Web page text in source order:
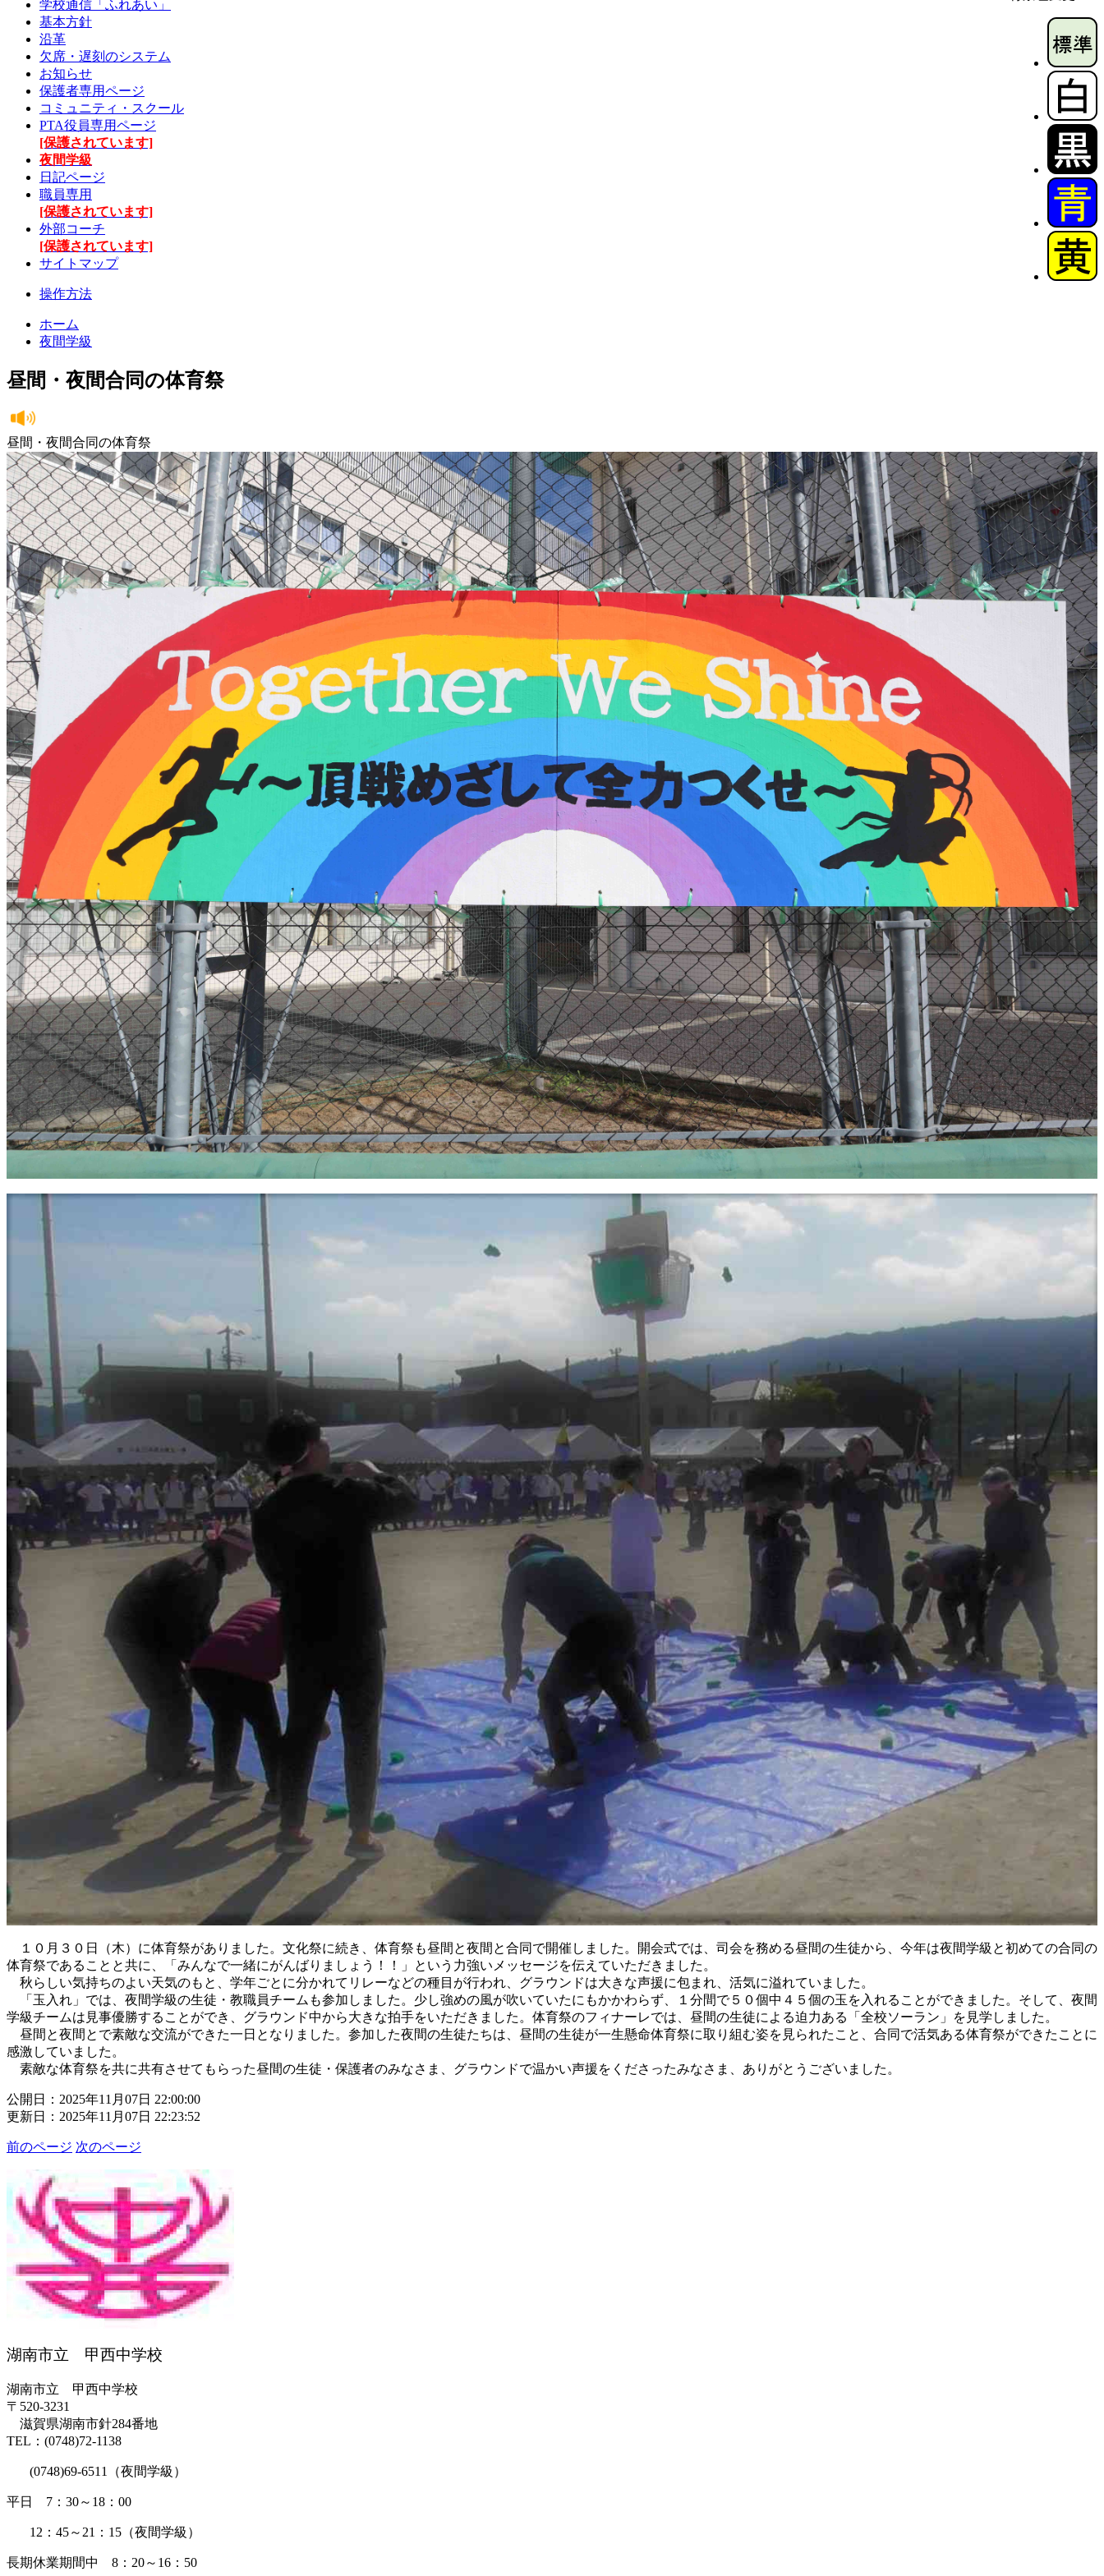
学校通信「ふれあい」
基本方針
沿革
欠席・遅刻のシステム
お知らせ
保護者専用ページ
コミュニティ・スクール
PTA役員専用ページ
[保護されています]
夜間学級
日記ページ
職員専用
[保護されています]
外部コーチ
[保護されています]
サイトマップ
操作方法
ホーム
夜間学級
昼間・夜間合同の体育祭
昼間・夜間合同の体育祭
１０月３０日（木）に体育祭がありました。文化祭に続き、体育祭も昼間と夜間と合同で開催しました。開会式では、司会を務める昼間の生徒から、今年は夜間学級と初めての合同の
体育祭であることと共に、「みんなで一緒にがんばりましょう！！」という力強いメッセージを伝えていただきました。
秋らしい気持ちのよい天気のもと、学年ごとに分かれてリレーなどの種目が行われ、グラウンドは大きな声援に包まれ、活気に溢れていました。
「玉入れ」では、夜間学級の生徒・教職員チームも参加しました。少し強めの風が吹いていたにもかかわらず、１分間で５０個中４５個の玉を入れることができました。そして、夜間
学級チームは見事優勝することができ、グラウンド中から大きな拍手をいただきました。体育祭のフィナーレでは、昼間の生徒による迫力ある「全校ソーラン」を見学しました。
昼間と夜間とで素敵な交流ができた一日となりました。参加した夜間の生徒たちは、昼間の生徒が一生懸命体育祭に取り組む姿を見られたこと、合同で活気ある体育祭ができたことに
感激していました。
素敵な体育祭を共に共有させてもらった昼間の生徒・保護者のみなさま、グラウンドで温かい声援をくださったみなさま、ありがとうございました。
公開日：2025年11月07日 22:00:00
更新日：2025年11月07日 22:23:52
前のページ 次のページ
湖南市立 甲西中学校
湖南市立 甲西中学校
〒520-3231
滋賀県湖南市針284番地
TEL：(0748)72-1138
(0748)69-6511（夜間学級）
平日 7：30～18：00
12：45～21：15（夜間学級）
長期休業期間中 8：20～16：50